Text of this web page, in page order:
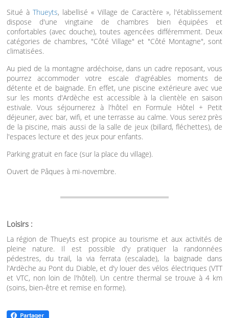
Situé à Thueyts, labellisé « Village de Caractère », l'établissement
dispose d'une vingtaine de chambres bien équipées et
confortables (avec douche), toutes agencées différemment. Deux
catégories de chambres, "Côté Village" et "Côté Montagne", sont
climatisées.
Au pied de la montagne ardéchoise, dans un cadre reposant, vous
pourrez accommoder votre escale d'agréables moments de
détente et de baignade. En effet, une piscine extérieure avec vue
sur les monts d'Ardèche est accessible à la clientèle en saison
estivale. Vous séjournerez à l'hôtel en Formule Hôtel + Petit
déjeuner, avec bar, wifi, et une terrasse au calme. Vous serez près
de la piscine, mais aussi de la salle de jeux (billard, fléchettes), de
l'espaces lecture et des jeux pour enfants.
Parking gratuit en face (sur la place du village).
Ouvert de Pâques à mi-novembre.
Loisirs :
La région de Thueyts est propice au tourisme et aux activités de
pleine nature. Il est possible d'y pratiquer la randonnées
pédestres, du trail, la via ferrata (escalade), la baignade dans
l'Ardèche au Pont du Diable, et d'y louer des vélos électriques (VTT
et VTC, non loin de l'hôtel). Un centre thermal se trouve à 4 km
(soins, bien-être et remise en forme).